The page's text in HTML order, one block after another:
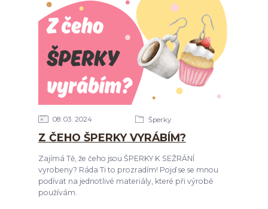
08 03 2024 Šperky
Z ČEHO ŠPERKY VYRÁBÍM?
Zajímá Tě, že čeho jsou ŠPERKY K SEŽRÁNÍ
vyrobeny? Ráda Ti to prozradím! Pojď se se mnou
podívat na jednotlivé materiály, které při výrobě
používám.